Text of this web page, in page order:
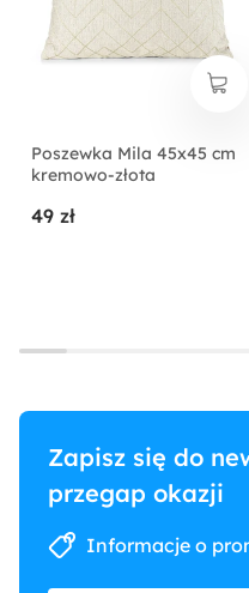
Poszewka Mila 45x45 cm
kremowo-złota
49 zł
Zapisz się do
przegap okazji
Informacje o